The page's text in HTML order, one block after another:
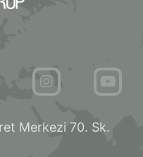
Merkezi 70. Sk.